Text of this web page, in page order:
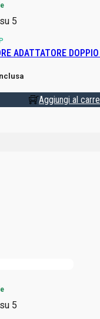
5
ADATTATORE
Aggiungi al
5